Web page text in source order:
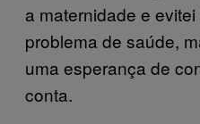
a maternidade e
problema de saúde,
uma esperança de
conta.